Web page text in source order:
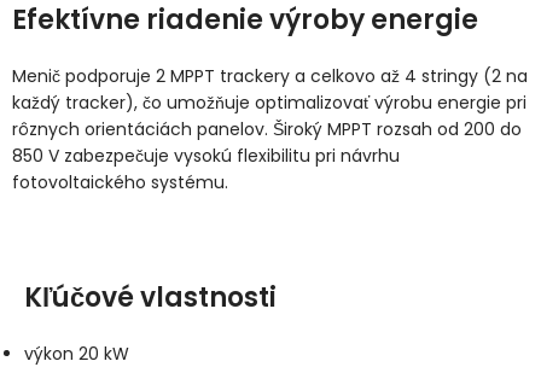
Efektívne riadenie výroby energie
Menič podporuje 2 MPPT trackery a celkovo až 4 stringy (2 na
každý tracker), čo umožňuje optimalizovať výrobu energie pri
rôznych orientáciách panelov. Široký MPPT rozsah od 200 do
850 V zabezpečuje vysokú flexibilitu pri návrhu
fotovoltaického systému.
Kľúčové vlastnosti
výkon 20 kW